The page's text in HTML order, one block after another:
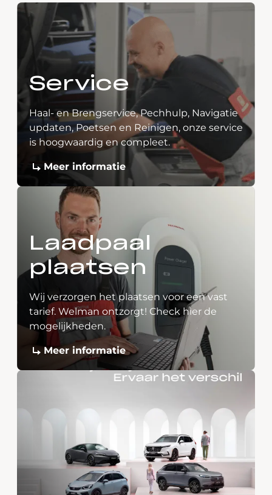
Service
Haal- en Brengservice, Pechhulp, Navigatie
updaten, Poetsen en Reinigen, onze service
is hoogwaardig en compleet.
Meer informatie
Laadpaal
plaatsen
Wij verzorgen het plaatsen voor een vast
tarief. Welman ontzorgt! Check hier de
mogelijkheden.
Meer informatie